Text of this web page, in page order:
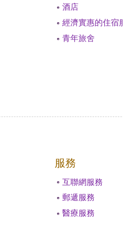
酒店
經濟實惠的住宿
青年旅舍
服務
互聯網服務
郵遞服務
醫療服務